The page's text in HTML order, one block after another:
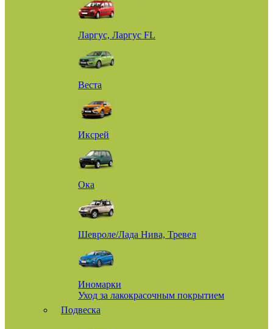
Ларгус, Ларгус FL
Веста
Иксрей
Ока
Шевроле/Лада Нива, Тревел
Иномарки
Уход за лакокрасочным покрытием
Подвеска